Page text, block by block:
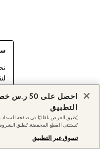
Sun Hats & Caps
Holiday Shop
Travel Styles
Dresses
Occasionwear
Linen Collection
Tops & T-Shirts
احصل على
التطبيق
تُستثنى القطع المخفضة. تُطبق
تسوق عبر التطبيق